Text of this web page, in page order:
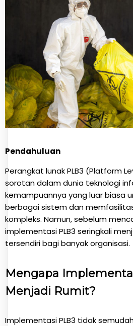
Pendahuluan
Perangkat lunak PLB3 (Platform
sorotan dalam dunia teknologi
kemampuannya yang luar biasa
berbagai sistem dan
kompleks. Namun, sebelum
implementasi PLB3 seringkali
tersendiri bagi banyak organisasi.
Mengapa
Menjadi Rumit?
Implementasi PLB3 tidak